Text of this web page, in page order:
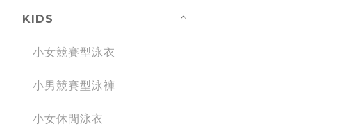
KIDS
小女競賽型泳衣
小男競賽型泳褲
小女休閒泳衣